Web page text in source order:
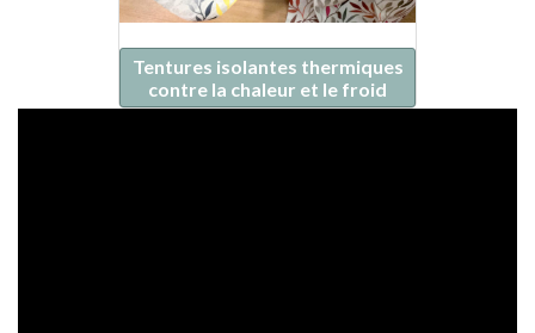
Tentures isolantes thermiques
contre la chaleur et le froid